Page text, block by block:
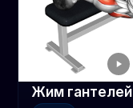
Жим